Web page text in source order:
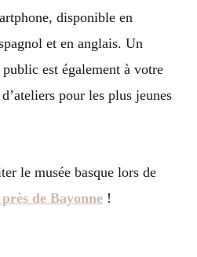
disponible en
et en anglais. Un
est également à votre
pour les plus jeunes
le musée basque lors de
de Bayonne !